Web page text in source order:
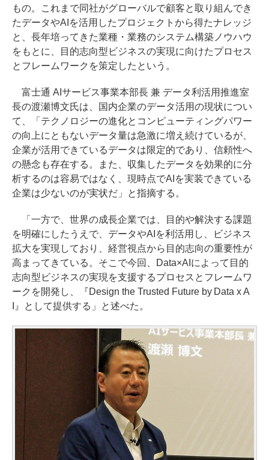
もの。これまで同社がグローバルで顧客と取り組んでき
たデータやAIを活用したプロジェクトから得たナレッジ
と、長年培ってきた業種・業務のシステム構築ノウハウ
をもとに、目的志向型ビジネスの実現に向けたプロセス
とフレームワークを策定したという。
富士通 AIサービス事業本部長 兼 データ利活用推進室
長の渡瀬博文氏は、国内企業のデータ活用の現状につい
て、「テクノロジーの進化とコンピューティングパワー
の向上にともないデータ量は急激に増え続けているが、
企業が活用できているデータは限定的であり、信頼性へ
の懸念も存在する。また、収集したデータを効果的に分
析するのは容易ではなく、現時点でAIを実装できている
企業は少ないのが実状だ」と指摘する。
「一方で、世界の成長企業では、目的や解決する課題
を明確にしたうえで、データやAIを利活用し、ビジネス
拡大を実現しており、経営視点から目的志向の重要性が
高まってきている。そこで今回、Data×AIによって目的
志向型ビジネスの実現を支援するプロセスとフレームワ
ークを開発し、『Design the Trusted Future by Data x A
I』として提供する」と述べた。